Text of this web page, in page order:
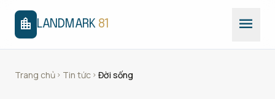
location_city LANDMARK 81 menu
Trang chủ chevron_right Tin tức chevron_right Đời sống